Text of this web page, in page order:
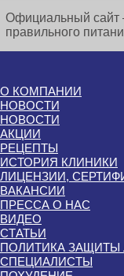
Официальный сайт
правильного
О КОМПАНИИ
НОВОСТИ
НОВОСТИ
АКЦИИ
РЕЦЕПТЫ
ИСТОРИЯ КЛИНИКИ
ЛИЦЕНЗИИ,
ВАКАНСИИ
ПРЕССА О НАС
ВИДЕО
СТАТЬИ
ПОЛИТИКА
СПЕЦИАЛИСТЫ